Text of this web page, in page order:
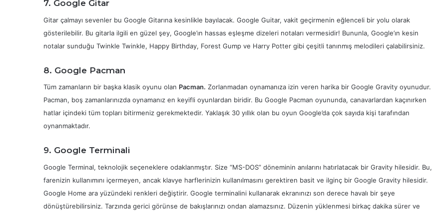
7. Google Gitar
Gitar çalmayı sevenler bu Google Gitarına kesinlikle bayılacak. Google Guitar, vakit geçirmenin eğlenceli bir yolu olarak
gösterilebilir. Bu gitarla ilgili en güzel şey, Google’ın hassas eşleşme dizeleri notaları vermesidir! Bununla, Google’ın kesin
notalar sunduğu Twinkle Twinkle, Happy Birthday, Forest Gump ve Harry Potter gibi çeşitli tanınmış melodileri çalabilirsiniz.
8. Google Pacman
Tüm zamanların bir başka klasik oyunu olan Pacman. Zorlanmadan oynamanıza izin veren harika bir Google Gravity oyunudur.
Pacman, boş zamanlarınızda oynamanız en keyifli oyunlardan biridir. Bu Google Pacman oyununda, canavarlardan kaçınırken
hatlar içindeki tüm topları bitirmeniz gerekmektedir. Yaklaşık 30 yıllık olan bu oyun Google’da çok sayıda kişi tarafından
oynanmaktadır.
9. Google Terminali
Google Terminal, teknolojik seçeneklere odaklanmıştır. Size “MS-DOS” döneminin anılarını hatırlatacak bir Gravity hilesidir. Bu,
farenizin kullanımını içermeyen, ancak klavye harflerinizin kullanılmasını gerektiren basit ve ilginç bir Google Gravity hilesidir.
Google Home ara yüzündeki renkleri değiştirir. Google terminalini kullanarak ekranınızı son derece havalı bir şeye
dönüştürebilirsiniz. Tarzında gerici görünse de bakışlarınızı ondan alamazsınız. Düzenin yüklenmesi birkaç dakika sürer ve